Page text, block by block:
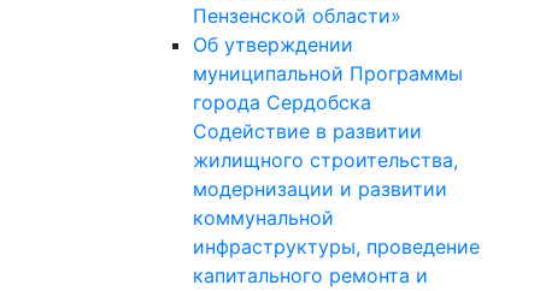
Пензенской области»
Об утверждении
муниципальной Программы
города Сердобска
Содействие в развитии
жилищного строительства,
модернизации и развитии
коммунальной
инфраструктуры, проведение
капитального ремонта и